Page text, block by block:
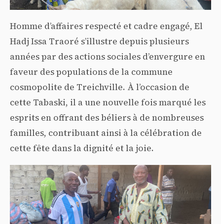
Homme d’affaires respecté et cadre engagé, El
Hadj Issa Traoré s’illustre depuis plusieurs
années par des actions sociales d’envergure en
faveur des populations de la commune
cosmopolite de Treichville. À l’occasion de
cette Tabaski, il a une nouvelle fois marqué les
esprits en offrant des béliers à de nombreuses
familles, contribuant ainsi à la célébration de
cette fête dans la dignité et la joie.